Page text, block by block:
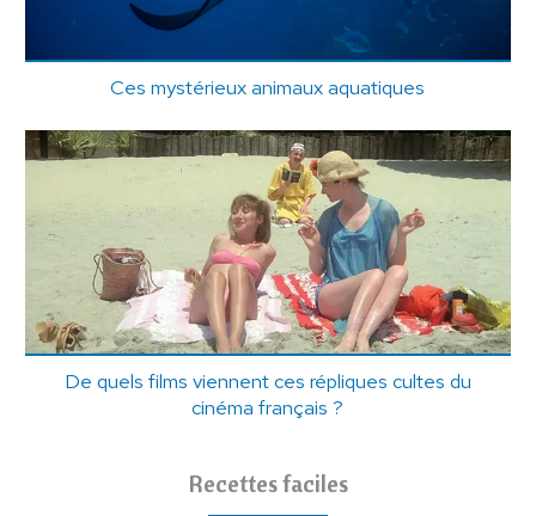
Ces mystérieux animaux aquatiques
De quels films viennent ces répliques cultes du
cinéma français ?
Recettes faciles